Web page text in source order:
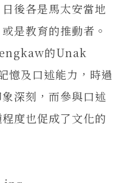
後各是馬太安當地
是教育的推動者。
的Unak
憶及口述能力，時過
深刻，而參與口述
度也促成了文化的